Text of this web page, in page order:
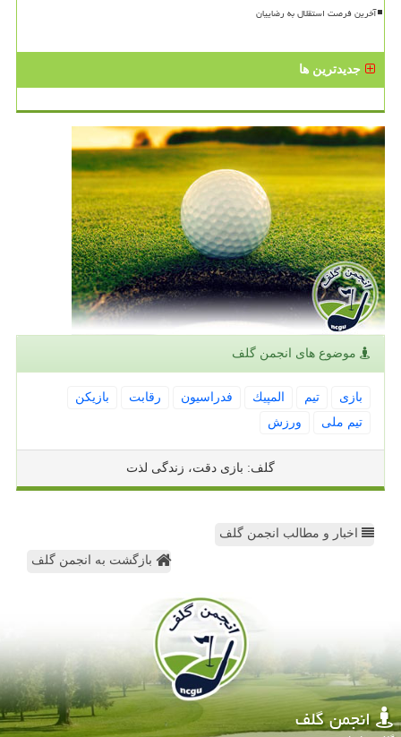
آخرین فرصت استقلال به رضاییان
جدیدترین ها
موضوع های انجمن گلف
بازی تیم المپیك فدراسیون رقابت
بازیكن
تیم ملی
ورزش
گلف: بازی دقت، زندگی لذت
اخبار و مطالب انجمن گلف
بازگشت به انجمن گلف
انجمن گلف